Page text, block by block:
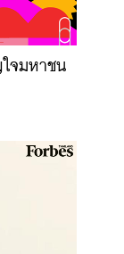
ใจมหาชน